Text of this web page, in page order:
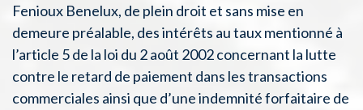
Fenioux Benelux, de plein droit et sans mise en
demeure préalable, des intérêts au taux mentionné à
l’article 5 de la loi du 2 août 2002 concernant la lutte
contre le retard de paiement dans les transactions
commerciales ainsi que d’une indemnité forfaitaire de